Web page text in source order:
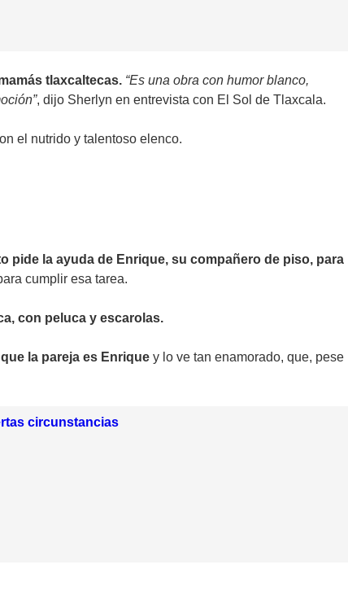
tlaxcaltecas. “Es una obra con humor blanco,
, dijo Sherlyn en entrevista con El Sol de Tlaxcala.
el nutrido y talentoso elenco.
pide la ayuda de Enrique, su compañero de piso, para
cumplir esa tarea.
con peluca y escarolas.
la pareja es Enrique y lo ve tan enamorado, que, pese
circunstancias